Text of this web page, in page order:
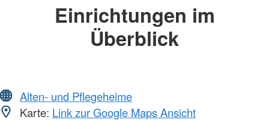
Einrichtungen im
Überblick
Alten- und Pflegeheime
Karte: Link zur Google Maps Ansicht